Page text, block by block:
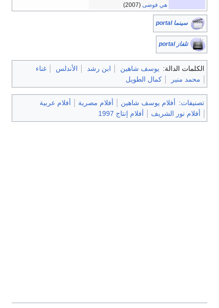
هي فوضى (2007)
سينما portal
تلفاز portal
الكلمات الدالة: يوسف شاهين ابن رشد الأندلس
غناء
محمد منير
كمال الطويل
تصنيفات: أفلام يوسف شاهين أفلام مصرية
أفلام عربية
أفلام نور الشريف
أفلام إنتاج 1997